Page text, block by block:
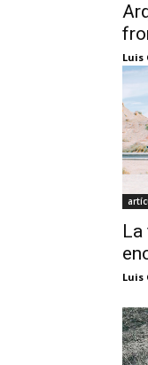
Luis
Luis